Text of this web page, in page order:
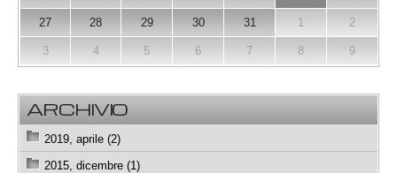
27 28 29 30 31 1 2
3 4 5 6 7 8 9
ARCHIVIO
2019, aprile (2)
2015, dicembre (1)